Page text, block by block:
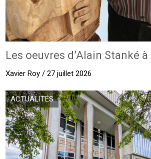
Les oeuvres d’Alain Stanké
Xavier Roy / 27 juillet 2026
ACTUALITÉS